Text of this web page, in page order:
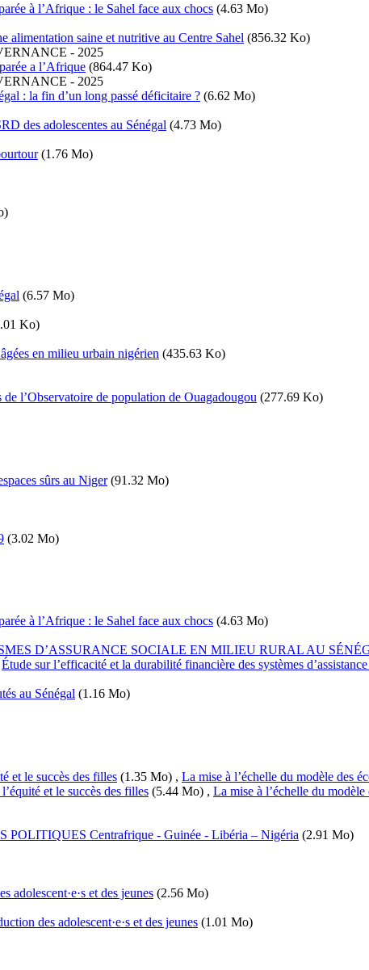
à l’Afrique : le Sahel face aux chocs (4.63 Mo)
alimentation saine et nutritive au Centre Sahel (856.32 Ko)
- 2025
a l’Afrique (864.47 Ko)
- 2025
: la fin d’un long passé déficitaire ? (6.62 Mo)
des adolescentes au Sénégal (4.73 Mo)
(1.76 Mo)
(6.57 Mo)
Ko)
en milieu urbain nigérien (435.63 Ko)
l’Observatoire de population de Ouagadougou (277.69 Ko)
sûrs au Niger (91.32 Mo)
(3.02 Mo)
à l’Afrique : le Sahel face aux chocs (4.63 Mo)
D’ASSURANCE SOCIALE EN MILIEU RURAL AU
Étude sur l’efficacité et la durabilité financière des systèmes
au Sénégal (1.16 Mo)
et le succès des filles (1.35 Mo) , La mise à l’échelle du modèle des
et le succès des filles (5.44 Mo) , La mise à l’échelle du modèle
Centrafrique - Guinée - Libéria – Nigéria (2.91 Mo)
adolescent·e·s et des jeunes (2.56 Mo)
des adolescent·e·s et des jeunes (1.01 Mo)